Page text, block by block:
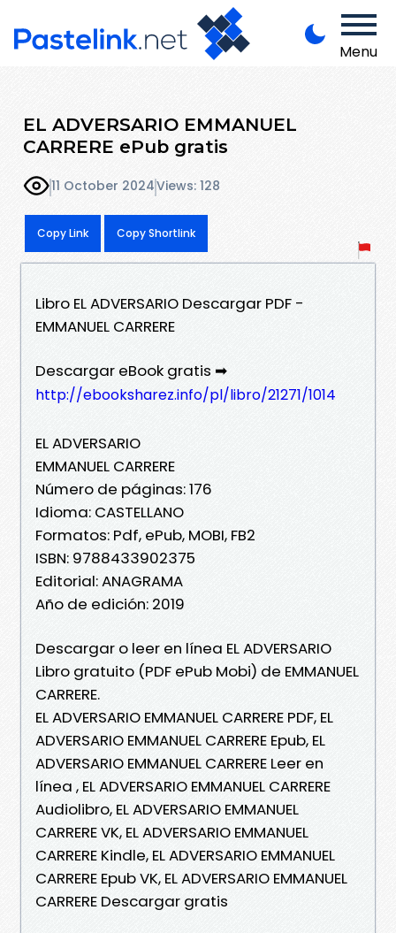
Menu
EL ADVERSARIO EMMANUEL
CARRERE ePub gratis
11 October 2024Views: 128
Copy Link Copy Shortlink
Libro EL ADVERSARIO Descargar PDF -
EMMANUEL CARRERE
Descargar eBook gratis ➡
http://ebooksharez.info/pl/libro/21271/1014
EL ADVERSARIO
EMMANUEL CARRERE
Número de páginas: 176
Idioma: CASTELLANO
Formatos: Pdf, ePub, MOBI, FB2
ISBN: 9788433902375
Editorial: ANAGRAMA
Año de edición: 2019
Descargar o leer en línea EL ADVERSARIO
Libro gratuito (PDF ePub Mobi) de EMMANUEL
CARRERE.
EL ADVERSARIO EMMANUEL CARRERE PDF, EL
ADVERSARIO EMMANUEL CARRERE Epub, EL
ADVERSARIO EMMANUEL CARRERE Leer en
línea , EL ADVERSARIO EMMANUEL CARRERE
Audiolibro, EL ADVERSARIO EMMANUEL
CARRERE VK, EL ADVERSARIO EMMANUEL
CARRERE Kindle, EL ADVERSARIO EMMANUEL
CARRERE Epub VK, EL ADVERSARIO EMMANUEL
CARRERE Descargar gratis